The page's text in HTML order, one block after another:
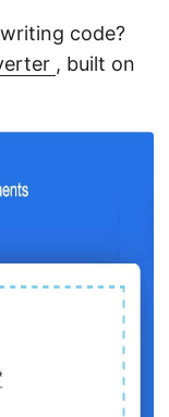
code?
, built on